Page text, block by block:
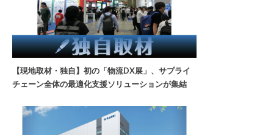
【現地取材・独自】初の「物流DX展」、サプライ
チェーン全体の最適化支援ソリューションが集結